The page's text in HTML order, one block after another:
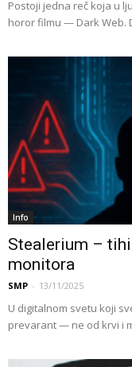
Postoji jedna reč koja u
horor filmu — Dark Web.
Info
Stealerium –
monitora
SMP - 13/11/2025
U digitalnom svetu koji
prevarant — ne od krvi i